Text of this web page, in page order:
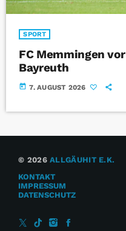
SPORT
FC Memmingen
Bayreuth
today 7. AUGUST 2026
© 2026ALLGÄUHIT E.K.
KONTAKT
IMPRESSUM
DATENSCHUTZ